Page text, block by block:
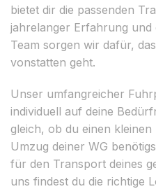
bietet dir die passenden
jahrelanger Erfahrung und
Team sorgen wir dafür,
vonstatten geht.
Unser umfangreicher
individuell auf deine
gleich, ob du einen
Umzug deiner WG
für den Transport deines
uns findest du die richtige